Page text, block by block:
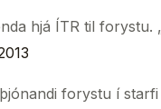
hjá ÍTR til forystu.
forystu í